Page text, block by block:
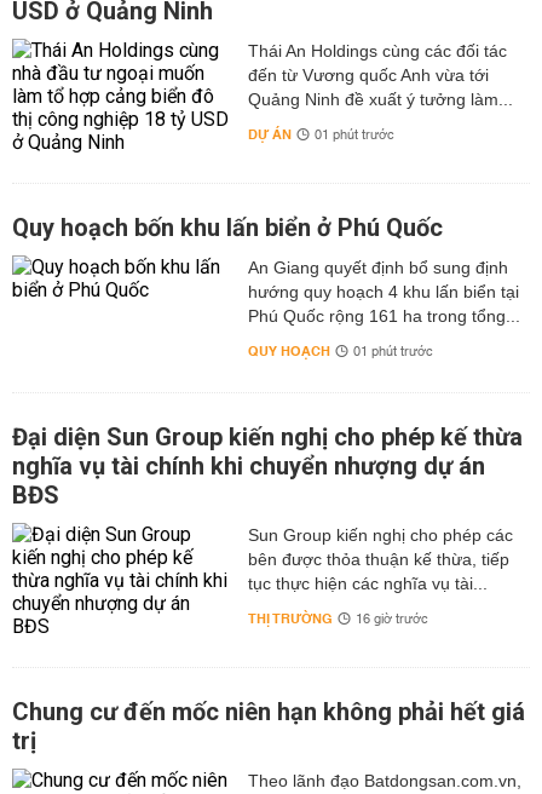
USD ở Quảng Ninh
Thái An Holdings cùng các đối tác
đến từ Vương quốc Anh vừa tới
Quảng Ninh đề xuất ý tưởng làm...
DỰ ÁN 01 phút trước
Quy hoạch bốn khu lấn biển ở Phú Quốc
An Giang quyết định bổ sung định
hướng quy hoạch 4 khu lấn biển tại
Phú Quốc rộng 161 ha trong tổng...
QUY HOẠCH 01 phút trước
Đại diện Sun Group kiến nghị cho phép kế thừa
nghĩa vụ tài chính khi chuyển nhượng dự án
BĐS
Sun Group kiến nghị cho phép các
bên được thỏa thuận kế thừa, tiếp
tục thực hiện các nghĩa vụ tài...
THỊ TRƯỜNG 16 giờ trước
Chung cư đến mốc niên hạn không phải hết giá
trị
Theo lãnh đạo Batdongsan.com.vn,